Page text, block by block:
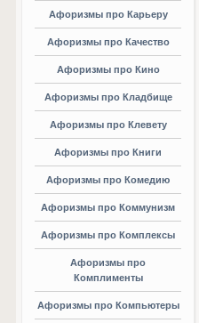
Афоризмы про Карьеру
Афоризмы про Качество
Афоризмы про Кино
Афоризмы про Кладбище
Афоризмы про Клевету
Афоризмы про Книги
Афоризмы про Комедию
Афоризмы про Коммунизм
Афоризмы про Комплексы
Афоризмы про
Комплименты
Афоризмы про Компьютеры